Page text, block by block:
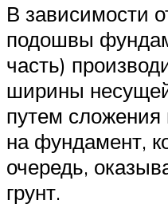
В зависимости
подошвы
часть)
ширины
путем сложения
на фундамент,
очередь,
грунт.